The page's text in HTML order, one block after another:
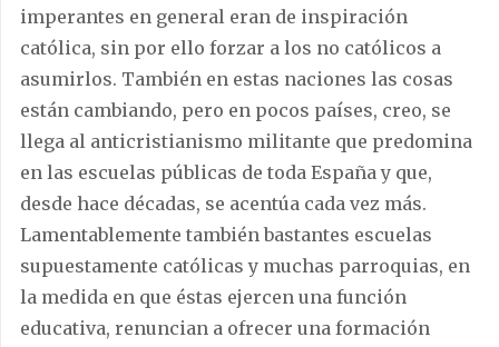
imperantes en general eran de inspiración
católica, sin por ello forzar a los no católicos a
asumirlos. También en estas naciones las cosas
están cambiando, pero en pocos países, creo, se
llega al anticristianismo militante que predomina
en las escuelas públicas de toda España y que,
desde hace décadas, se acentúa cada vez más.
Lamentablemente también bastantes escuelas
supuestamente católicas y muchas parroquias, en
la medida en que éstas ejercen una función
educativa, renuncian a ofrecer una formación